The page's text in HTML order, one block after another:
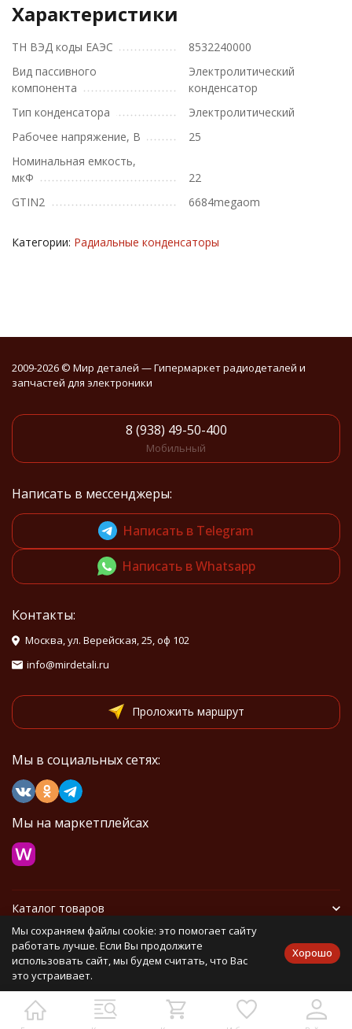
Характеристики
ТН ВЭД коды ЕАЭС
8532240000
Вид пассивного
компонента
Электролитический
конденсатор
Тип конденсатора
Электролитический
Рабочее напряжение, В
25
Номинальная емкость,
мкФ
22
GTIN2
6684megaom
Категории: Радиальные конденсаторы
2009-2026 © Мир деталей — Гипермаркет радиодеталей и
запчастей для электроники
8 (938) 49-50-400
Мобильный
Написать в мессенджеры:
Написать в Telegram
Написать в Whatsapp
Контакты:
Москва, ул. Верейская, 25, оф 102
info@mirdetali.ru
Проложить маршрут
Мы в социальных сетях:
Мы на маркетплейсах
Каталог товаров
Информация
Политика персональных данных Карта сайта
Мы сохраняем файлы cookie: это помогает сайту
работать лучше. Если Вы продолжите
использовать сайт, мы будем считать, что Вас
это устраивает.
Хорошо